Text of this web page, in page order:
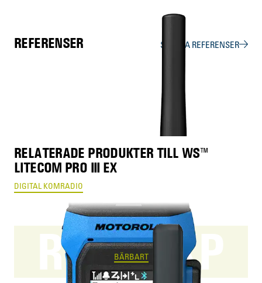
REFERENSER SE ALLA REFERENSER
RELATERADE PRODUKTER TILL WS™
LITECOM PRO III EX
DIGITAL KOMRADIO
R7Ex FKP
BÄRBART